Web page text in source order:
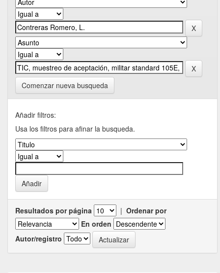
Comenzar nueva busqueda
Añadir filtros:
Usa los filtros para afinar la busqueda.
Resultados por página | Ordenar por
En orden
Autor/registro